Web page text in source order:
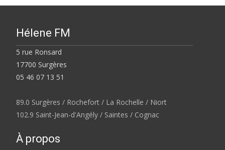
Hélene FM
5 rue Ronsard
17700 Surgères
05 46 07 13 51
89.0 Surgères / Rochefort / La Rochelle / Niort
102.9 Saint-Jean-d'Angély / Saintes / Cognac
À propos